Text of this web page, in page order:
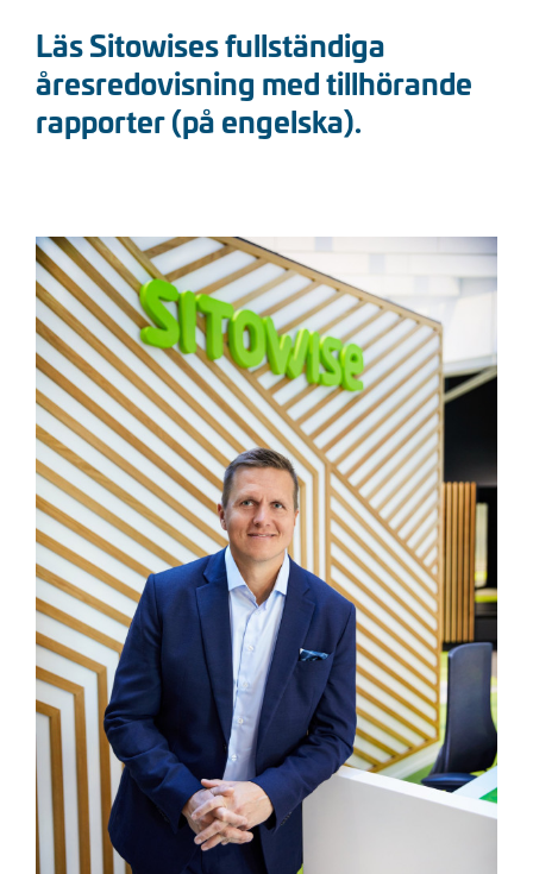
Läs Sitowises fullständiga
åresredovisning med tillhörande
rapporter (på engelska).